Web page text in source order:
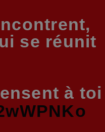
se réunit
à toi